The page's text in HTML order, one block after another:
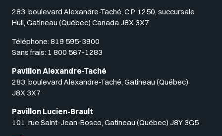
283, boulevard Alexandre-Taché, C.P. 1250, succursale
Hull, Gatineau (Québec) Canada J8X 3X7
Téléphone: 819 595-3900
Sans frais: 1 800 567-1283
Pavillon Alexandre-Taché
283, boulevard Alexandre-Taché, Gatineau (Québec)
J8X 3X7
Pavillon Lucien-Brault
101, rue Saint-Jean-Bosco, Gatineau (Québec) J8Y 3G5